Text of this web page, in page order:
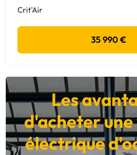
Crit'Air
35 990 €
Les
d'acheter
électrique